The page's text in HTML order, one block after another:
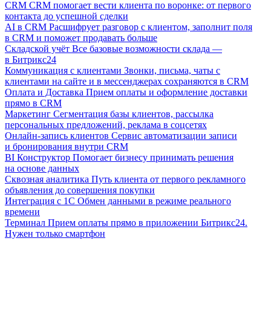
CRM CRM помогает вести клиента по воронке: от первого
контакта до успешной сделки
AI в CRM Расшифрует разговор с клиентом, заполнит поля
в CRM и поможет продавать больше
Складской учёт Все базовые возможности склада —
в Битрикс24
Коммуникация с клиентами Звонки, письма, чаты с
клиентами на сайте и в мессенджерах сохраняются в CRM
Оплата и Доставка Прием оплаты и оформление доставки
прямо в CRM
Маркетинг Сегментация базы клиентов, рассылка
персональных предложений, реклама в соцсетях
Онлайн-запись клиентов Сервис автоматизации записи
и бронирования внутри CRM
BI Конструктор Помогает бизнесу принимать решения
на основе данных
Сквозная аналитика Путь клиента от первого рекламного
объявления до совершения покупки
Интеграция с 1С Обмен данными в режиме реального
времени
Терминал Прием оплаты прямо в приложении Битрикс24.
Нужен только смартфон